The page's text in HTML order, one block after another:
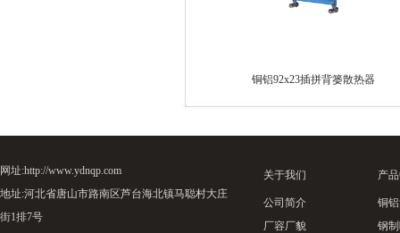
铜铝92x23插拼背篓散热器
网址:http://www.ydnqp.com
地址:河北省唐山市路南区芦台海北镇马聪村大庄
街1排7号
关于我们
公司简介
厂容厂貌
产
铜
钢